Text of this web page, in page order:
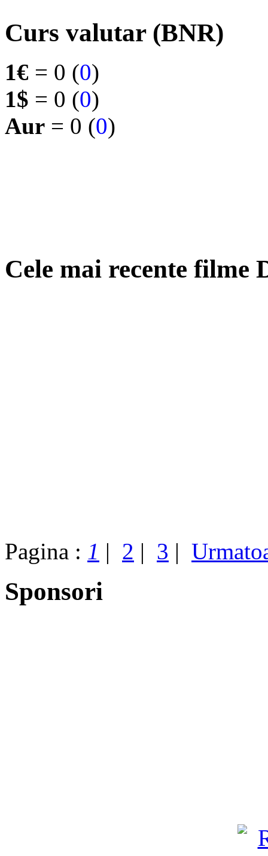
Curs valutar (BNR)
1€ = 0 (0)
1$ = 0 (0)
Aur = 0 (0)
Cele mai recente filme
Pagina : 1 | 2 | 3 |
Sponsori